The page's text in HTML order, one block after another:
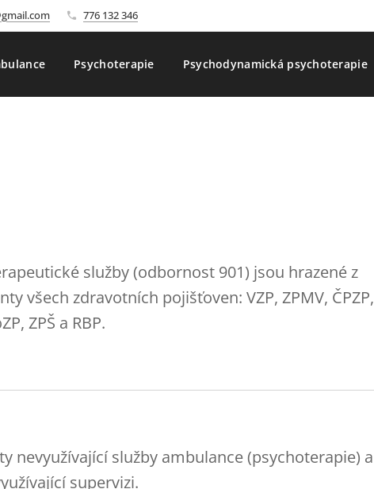
776 132 346
Psychoterapie Psychodynamická psychoterapie
služby (odbornost 901) jsou hrazené z
všech zdravotních pojišťoven: VZP, ZPMV, ČPZP,
ZPŠ a RBP.
nevyužívající služby ambulance (psychoterapie) a
supervizi.